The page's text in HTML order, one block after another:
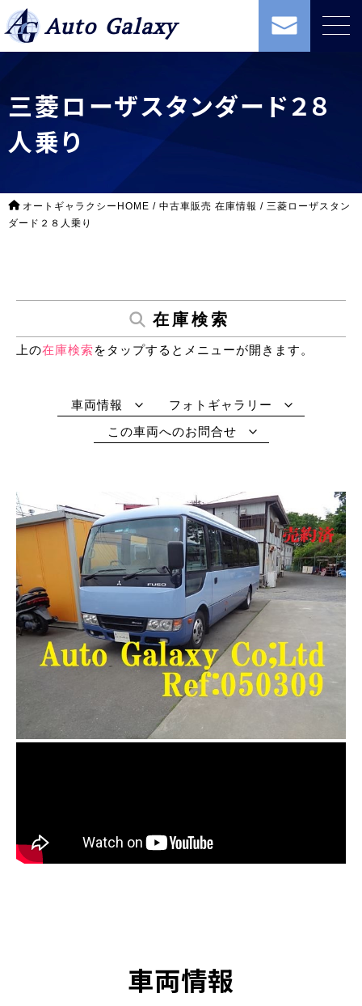
Auto Galaxy
三菱ローザスタンダード２８
人乗り
オートギャラクシーHOME / 中古車販売 在庫情報 / 三菱ローザスタン
ダード２８人乗り
在庫検索
上の在庫検索をタップするとメニューが開きます。
車両情報
フォトギャラリー
この車両へのお問合せ
車両情報